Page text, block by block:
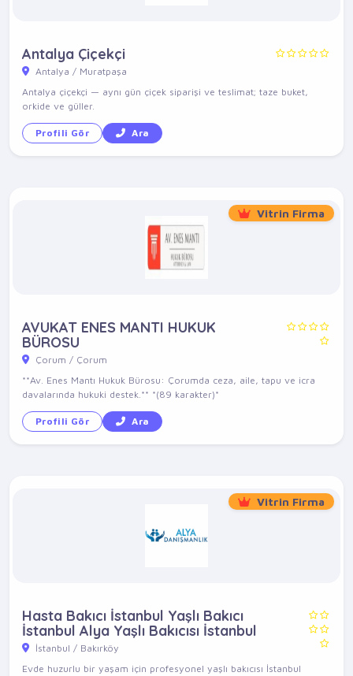
Antalya Çiçekçi
Antalya / Muratpaşa
Antalya çiçekçi — aynı gün çiçek siparişi ve teslimat; taze buket,
orkide ve güller.
Profili Gör Ara
Vitrin Firma
AVUKAT ENES MANTI HUKUK
BÜROSU
Çorum / Çorum
**Av. Enes Mantı Hukuk Bürosu: Çorumda ceza, aile, tapu ve icra
davalarında hukuki destek.** *(89 karakter)*
Profili Gör Ara
Vitrin Firma
Hasta Bakıcı İstanbul Yaşlı Bakıcı
İstanbul Alya Yaşlı Bakıcısı İstanbul
İstanbul / Bakırköy
Evde huzurlu bir yaşam için profesyonel yaşlı bakıcısı İstanbul